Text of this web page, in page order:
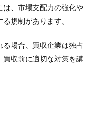
は、市場支配力の強化や
規制があります。
る場合、買収企業は独占
買収前に適切な対策を講